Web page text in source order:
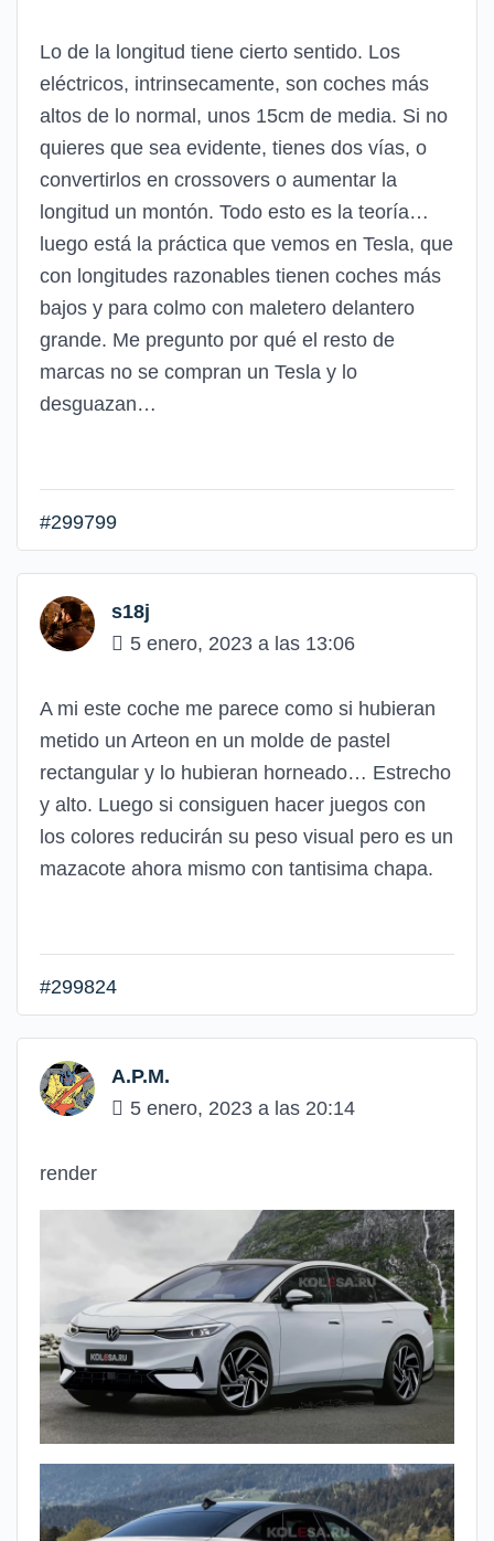
Lo de la longitud tiene cierto sentido. Los
eléctricos, intrinsecamente, son coches más
altos de lo normal, unos 15cm de media. Si no
quieres que sea evidente, tienes dos vías, o
convertirlos en crossovers o aumentar la
longitud un montón. Todo esto es la teoría…
luego está la práctica que vemos en Tesla, que
con longitudes razonables tienen coches más
bajos y para colmo con maletero delantero
grande. Me pregunto por qué el resto de
marcas no se compran un Tesla y lo
desguazan…
#299799
s18j
5 enero, 2023 a las 13:06
A mi este coche me parece como si hubieran
metido un Arteon en un molde de pastel
rectangular y lo hubieran horneado… Estrecho
y alto. Luego si consiguen hacer juegos con
los colores reducirán su peso visual pero es un
mazacote ahora mismo con tantisima chapa.
#299824
A.P.M.
5 enero, 2023 a las 20:14
render